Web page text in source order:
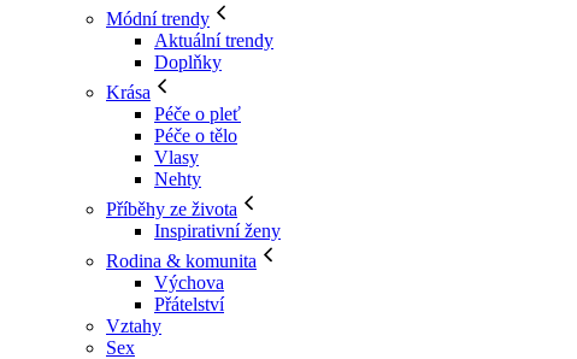
Módní trendy
Aktuální trendy
Doplňky
Krása
Péče o pleť
Péče o tělo
Vlasy
Nehty
Příběhy ze života
Inspirativní ženy
Rodina & komunita
Výchova
Přátelství
Vztahy
Sex